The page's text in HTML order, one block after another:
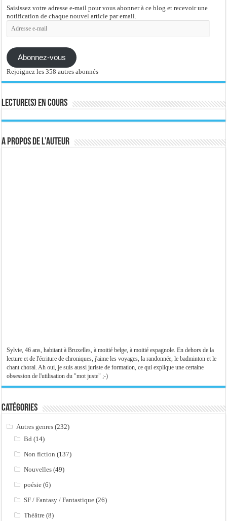
Saisissez votre adresse e-mail pour vous abonner à ce blog et recevoir une
notification de chaque nouvel article par email.
Adresse
e-
Abonnez-vous
Rejoignez les 358 autres abonnés
Lecture(s) en cours
A propos de l’auteur
Sylvie, 46 ans, habitant à Bruxelles, à moitié belge, à moitié espagnole. En dehors de la
lecture et de l'écriture de chroniques, j'aime les voyages, la randonnée, le badminton et le
chant choral. Ah oui, je suis aussi juriste de formation, ce qui explique une certaine
obsession de l'utilisation du "mot juste" ;-)
Catégories
Autres genres (232)
Bd (14)
Non fiction (137)
Nouvelles (49)
poésie (6)
SF / Fantasy / Fantastique (26)
Théâtre (8)